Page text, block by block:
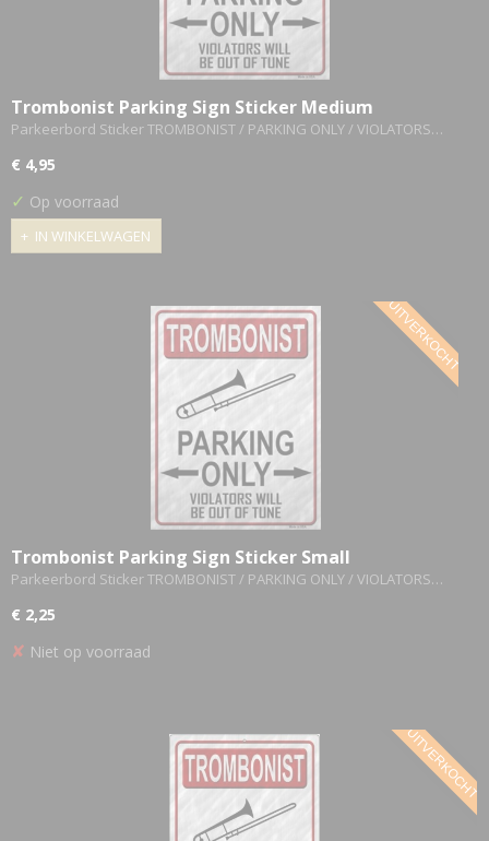
Trombonist Parking Sign Sticker Medium
Parkeerbord Sticker TROMBONIST / PARKING ONLY / VIOLATORS…
€ 4,95
✓ Op voorraad
IN WINKELWAGEN
UITVERKOCHT
Trombonist Parking Sign Sticker Small
Parkeerbord Sticker TROMBONIST / PARKING ONLY / VIOLATORS…
€ 2,25
✘ Niet op voorraad
UITVERKOCHT